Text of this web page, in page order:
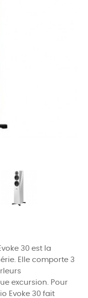
30 est la
Elle comporte 3
excursion.
Pour
Evoke 30 fait